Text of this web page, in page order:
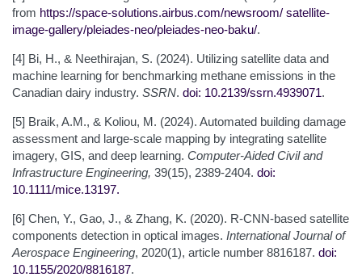
from https://space-solutions.airbus.com/newsroom/ satellite-
image-gallery/pleiades-neo/pleiades-neo-baku/.
[4] Bi, H., & Neethirajan, S. (2024). Utilizing satellite data and
machine learning for benchmarking methane emissions in the
Canadian dairy industry. SSRN. doi: 10.2139/ssrn.4939071.
[5] Braik, A.M., & Koliou, M. (2024). Automated building damage
assessment and large-scale mapping by integrating satellite
imagery, GIS, and deep learning. Computer-Aided Civil and
Infrastructure Engineering, 39(15), 2389-2404. doi:
10.1111/mice.13197.
[6] Chen, Y., Gao, J., & Zhang, K. (2020). R-CNN-based satellite
components detection in optical images. International Journal of
Aerospace Engineering, 2020(1), article number 8816187. doi:
10.1155/2020/8816187.